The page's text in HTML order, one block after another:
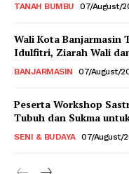
TANAH BUMBU 07/August/
Wali Kota Banjarmasin
Idulfitri, Ziarah Wali
BANJARMASIN 07/August/
Peserta Workshop
Tubuh dan Sukma
SENI & BUDAYA 07/August/